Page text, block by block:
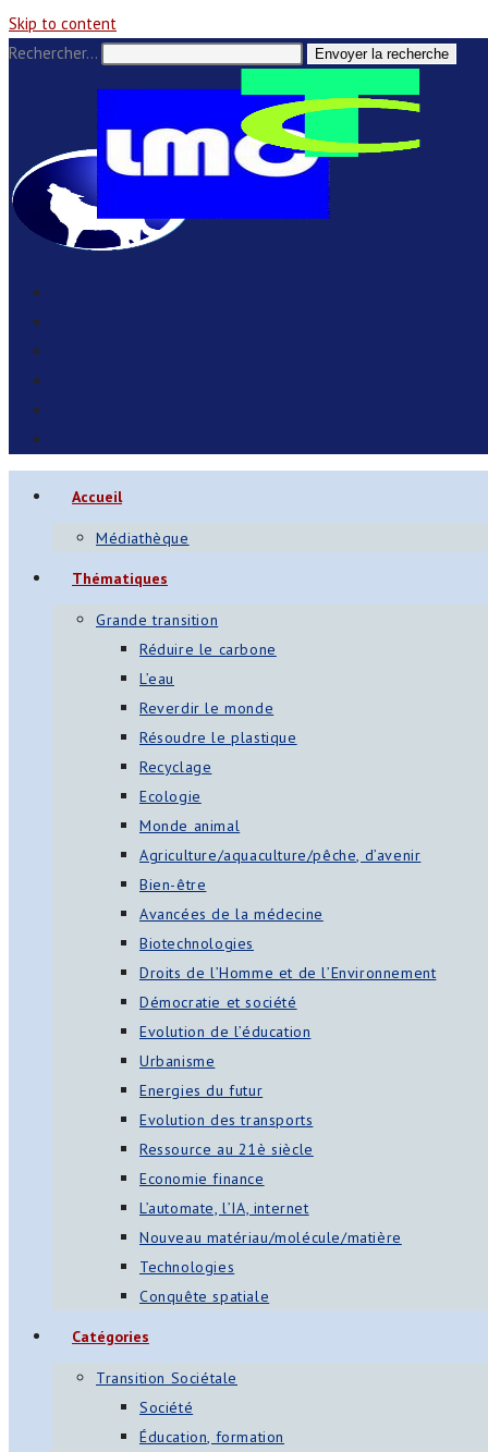
Skip to content
Rechercher…
Envoyer la recherche
Accueil
Médiathèque
Thématiques
Grande transition
Réduire le carbone
L’eau
Reverdir le monde
Résoudre le plastique
Recyclage
Ecologie
Monde animal
Agriculture/aquaculture/pêche, d’avenir
Bien-être
Avancées de la médecine
Biotechnologies
Droits de l’Homme et de l’Environnement
Démocratie et société
Evolution de l’éducation
Urbanisme
Energies du futur
Evolution des transports
Ressource au 21è siècle
Economie finance
L’automate, l’IA, internet
Nouveau matériau/molécule/matière
Technologies
Conquête spatiale
Catégories
Transition Sociétale
Société
Éducation, formation